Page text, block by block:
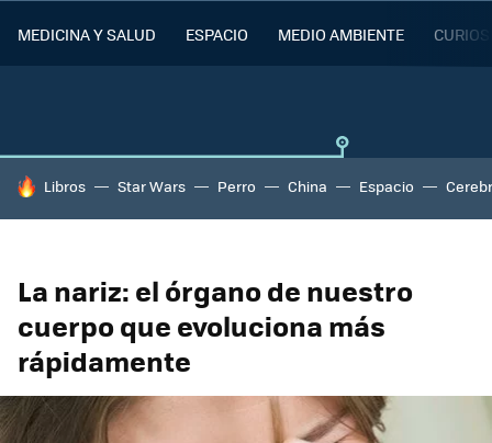
MEDICINA Y SALUD ESPACIO MEDIO AMBIENTE
HOY SE HABLA DE
Libros Star Wars Perro China Espacio
La nariz: el órgano de nuestro
cuerpo que evoluciona más
rápidamente